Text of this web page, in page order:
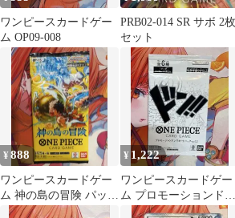
ワンピースカードゲー
ム OP09-008
PRB02-014 SR サボ 2枚
セット
¥888
ワンピースカードゲー
ム 神の島の冒険 パック
未開封品 未サーチ
¥ 1,222
ワンピースカードゲー
ム プロモーションド
ン！！カードパック